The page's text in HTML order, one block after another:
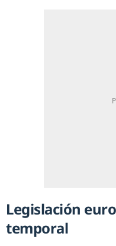
Legislación
temporal